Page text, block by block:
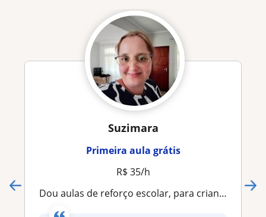
Suzimara
Primeira aula grátis
R$ 35/h
Dou aulas de reforço escolar, para crianças dos anos iniciais